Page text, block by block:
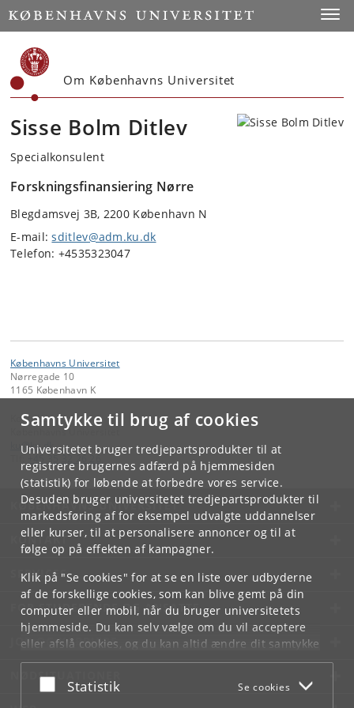
Samtykke til brug af cookies
Universitetet bruger tredjepartsprodukter til at
registrere brugernes adfærd på hjemmesiden
(statistik) for løbende at forbedre vores service.
Desuden bruger universitetet tredjepartsprodukter til
markedsføring af for eksempel udvalgte uddannelser
eller kurser, til at personalisere annoncer og til at
følge op på effekten af kampagner.
Klik på "Se cookies" for at se en liste over udbyderne
af de forskellige cookies, som kan blive gemt på din
computer eller mobil, når du bruger universitetets
hjemmeside. Du kan selv vælge om du vil acceptere
eller afslå cookies, og du kan altid ændre dit samtykke
underCookie- og privatlivspolitiksom du finder i
bunden af hver side.
Acceptér eller afslå
Statistik Se cookies
Start
Om Københavns Universitet
Sisse Bolm Ditlev
Specialkonsulent
Forskningsfinansiering Nørre
Blegdamsvej 3B, 2200 København N
E-mail:sditlev@adm.ku.dk
Telefon: +4535323047
Københavns Universitet
Nørregade 10
1165 København K
Kontakt:
Københavns Universitet
@ku.dk
KØBENHAVNS UNIVERSITET
KONTAKT
SERVICES
FOR STUDERENDE OG ANSATTE
JOB OG KARRIERE
NØDSITUATIONER